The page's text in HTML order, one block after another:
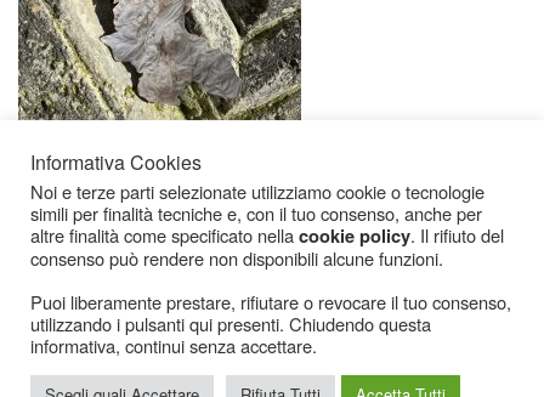
Icarius.com Copyright © 2000 - 2022 |Privacy Policy|Cookies Policy
Cookies
Informativa Cookies
Noi e terze parti selezionate utilizziamo cookie o tecnologie
simili per finalità tecniche e, con il tuo consenso, anche per
altre finalità come specificato nellacookie policy. Il rifiuto del
consenso può rendere non disponibili alcune funzioni.
Puoi liberamente prestare, rifiutare o revocare il tuo consenso,
utilizzando i pulsanti qui presenti. Chiudendo questa
informativa, continui senza accettare.